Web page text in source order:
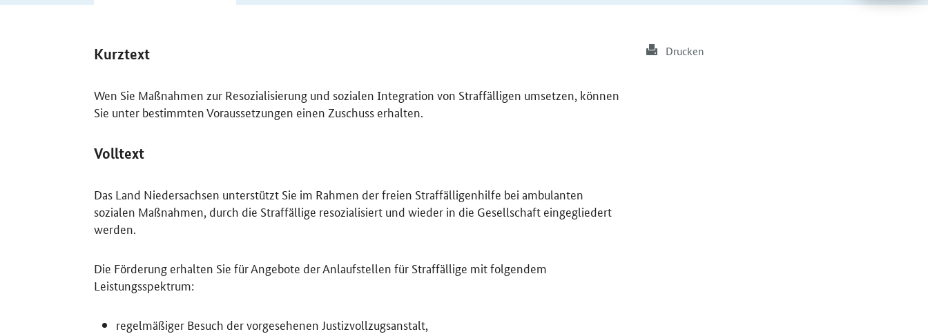
Kurztext
Wen Sie Maßnahmen zur Resozialisierung und sozialen Integration von Straffälligen umsetzen, können
Sie unter bestimmten Voraussetzungen einen Zuschuss erhalten.
Volltext
Das Land Niedersachsen unterstützt Sie im Rahmen der freien Straffälligenhilfe bei ambulanten
sozialen Maßnahmen, durch die Straffällige resozialisiert und wieder in die Gesellschaft eingegliedert
werden.
Die Förderung erhalten Sie für Angebote der Anlaufstellen für Straffällige mit folgendem
Leistungsspektrum:
regelmäßiger Besuch der vorgesehenen Justizvollzugsanstalt,
Drucken